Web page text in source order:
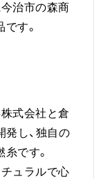
治市の森商
す。
式会社と倉
発し、独自の
です。
ュラルで心